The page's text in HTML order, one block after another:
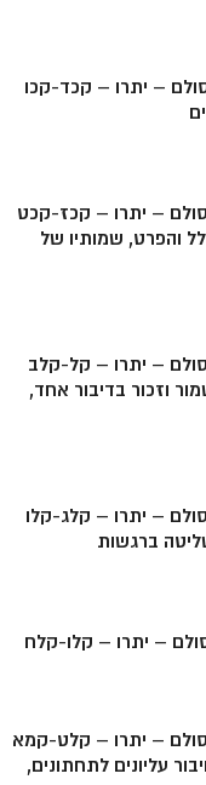
– יתרו – קכד-קכו
הסולם – יתרו – קכז-קכט
והפרט, שמותיו של
הסולם – יתרו – קל-קלב
וזכור בדיבור אחד,
– יתרו – קלג-קלו
ברגשות
– יתרו – קלו-קלח
הסולם – יתרו – קלט-קמא
עליונים לתחתונים,